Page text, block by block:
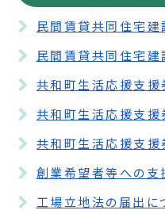
民間賃貸共同住宅
創業希望者等への支
工場立地法の届出に